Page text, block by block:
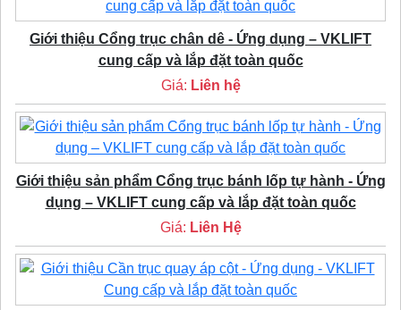
Giới thiệu Cổng trục chân dê - Ứng dụng – VKLIFT
cung cấp và lắp đặt toàn quốc
Giá: Liên hệ
Giới thiệu sản phẩm Cổng trục bánh lốp tự hành - Ứng
dụng – VKLIFT cung cấp và lắp đặt toàn quốc
Giá: Liên Hệ